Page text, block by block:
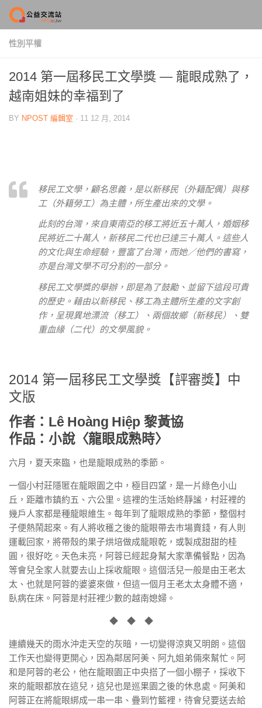
Skip to content
性別平權
2014 第一屆移民工文學獎 — 龍眼成熟了，
越南姐妹的幸福到了
BY NPOST 編輯室 · 11 12 月, 2014
移民工文學，顧名思義，是以新移民（外籍配偶）與移
工（外籍勞工）為主體，所生產出來的文學。
此刻的台灣，來自東南亞的移工將近五十萬人，婚姻移
民將近二十萬人，新移民二代也已達三十萬人。這些人
的文化與生命經驗，豐富了台灣，而她／他們的書寫，
亦是台灣文學不可分割的一部分。
移民工文學獎的舉辦，即是為了鼓勵、並留下這段可貴
的歷史。藉由以新移民、移工為主體所生產的文字創
作，呈現異地漂流（移工）、兩個故鄉（新移民）、雙
重血緣（二代）的文學風貌。
2014 第一屆移民工文學獎【評審獎】中
文版
作者：Lê Hoàng Hiệp 黎黃協
作品：小說〈龍眼成熟時〉
六月，夏天來臨，也是龍眼成熟的季節。
一個小村莊隱匿在龍眼園之中，極目四望，是一片綠色小山
丘，距離市鎮約五、六公里。這裡的生活始終靜謐，村莊裡的
幾戶人家都是種龍眼維生。每年到了龍眼成熟的季節，整個村
子便熱鬧起來。有人將收穫之後的龍眼帶去市場賣錢，有人則
運載回家，將帶殼的果子烘培做成龍眼乾，或製成甜甜的桂
圓，很好吃。天色未亮，阿蓉已經起身幫大家準備餐點，因為
等會兒全家人就要去山上採收龍眼。這個活兒一般是由王老太
太、也就是阿蓉的婆婆來做，但這一個月王老太太身體不適，
臥病在床。阿蓉是村莊裡少數的越南媳婦。
◆ ◆ ◆
連續幾天的雨水沖走天空的灰暗，一切變得涼爽又明朗。這個
工作天也變得更開心，因為鄰居阿美、阿九姐弟倆來幫忙。阿
和是阿蓉的老公，他在龍眼園正中央搭了一個小棚子，採收下
來的龍眼都放在這兒，這兒也是巡果園之後的休息處。阿美和
阿蓉正在將龍眼綁成一串一串、疊到竹籃裡，待會兒要送去給